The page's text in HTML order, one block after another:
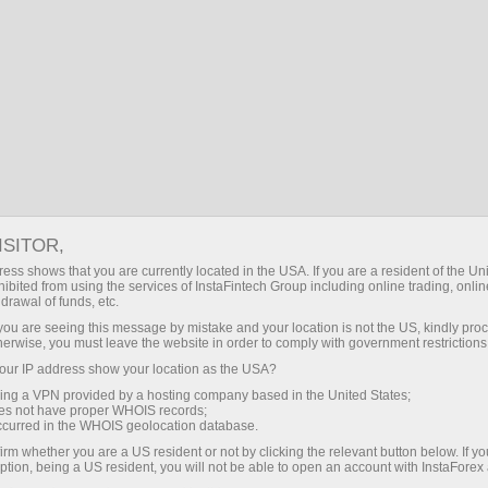
جارجیا کی فاریکس
مارکیٹ میں نئے کھلاڑی
یہ سیکشن انسٹا فاریکس کے مختلف پرومو
پروجیکٹس دکھاتا ہے جو کلائنٹس کے لیے
دلچسپی کا باعث ہوسکتے ہیں۔ یہ انسٹا
فاریکس کی سرگرمیوں اور منصوبوں کے
بارے میں مزید معلومات فراہم کرتا ہے۔
مزید برآں، یہ گاہکوں کو متعدد مقابلوں
shows that you are currently located in the USA. If you are a resident of the
from using the services of InstaFintech Group including online trading,
of funds, etc.
are seeing this message by mistake and your location is not the US, kindly
you must leave the website in order to comply with government
IP address show your location as the USA?
a VPN provided by a hosting company based in the United States;
not have proper WHOIS records;
in the WHOIS geolocation database.
whether you are a US resident or not by clicking the relevant button below. If
being a US resident, you will not be able to open an account with InstaForex